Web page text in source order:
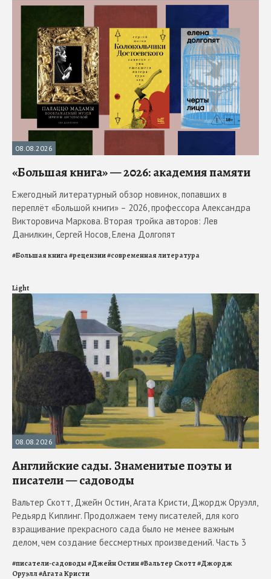
08.08.2026
«Большая книга» — 2026: академия памяти
Ежегодный литературный обзор новинок, попавших в
переплёт «Большой книги» – 2026, профессора Александра
Викторовича Маркова. Вторая тройка авторов: Лев
Данилкин, Сергей Носов, Елена Долгопят
#Большая книга#рецензии#современная литература
Light
08.08.2026
Английские сады. Знаменитые поэты и
писатели — садоводы
Вальтер Скотт, Джейн Остин, Агата Кристи, Джордж Оруэлл,
Редьярд Киплинг. Продолжаем тему писателей, для кого
взращивание прекрасного сада было не менее важным
делом, чем создание бессмертных произведений. Часть 3
#писатели-садоводы#Джейн Остин#Вальтер Скотт#Джордж
Оруэлл#Агата Кристи